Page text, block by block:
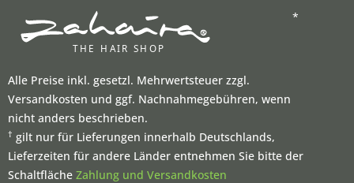
*
Alle Preise inkl. gesetzl. Mehrwertsteuer zzgl.
Versandkosten und ggf. Nachnahmegebühren, wenn
nicht anders beschrieben.
† gilt nur für Lieferungen innerhalb Deutschlands,
Lieferzeiten für andere Länder entnehmen Sie bitte der
Schaltfläche Zahlung und Versandkosten